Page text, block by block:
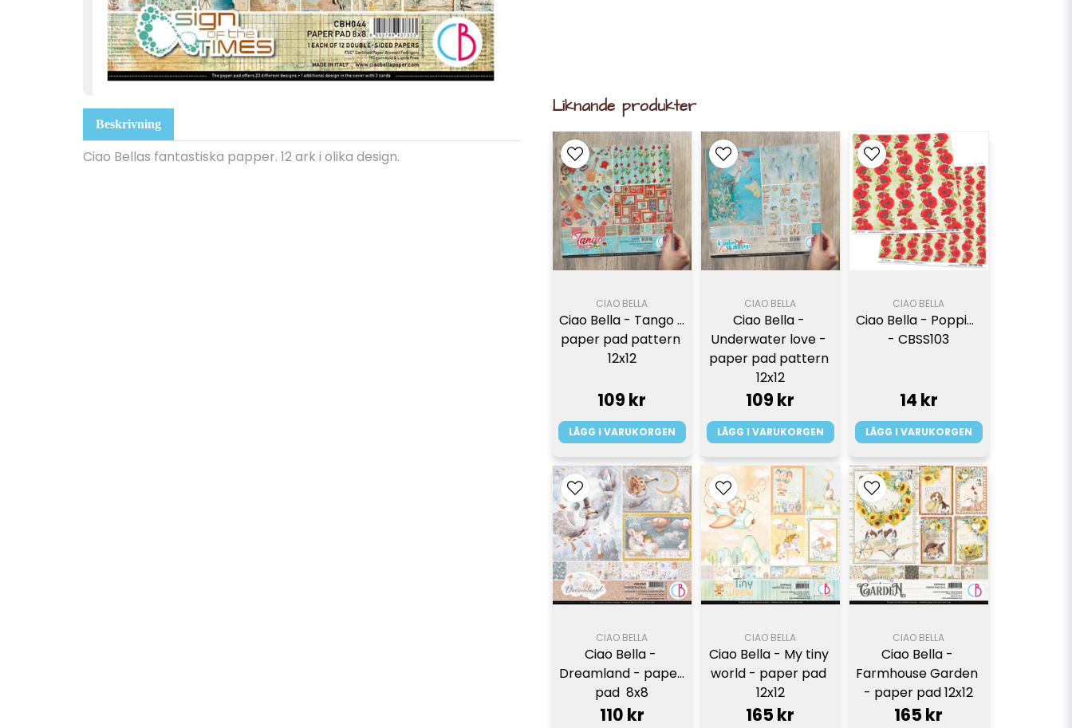
Beskrivning
Ciao Bellas fantastiska papper. 12 ark i olika design.
Liknande produkter
CIAO BELLA
Ciao Bella - Tango -
paper pad pattern
12x12
109 kr
LÄGG I VARUKORGEN
CIAO BELLA
Ciao Bella -
Underwater love -
paper pad pattern
12x12
109 kr
LÄGG I VARUKORGEN
CIAO BELLA
Ciao Bella - Poppies
- CBSS103
14 kr
LÄGG I VARUKORGEN
CIAO BELLA
Ciao Bella -
Dreamland - paper
pad  8x8
110 kr
CIAO BELLA
Ciao Bella - My tiny
world - paper pad
12x12
165 kr
CIAO BELLA
Ciao Bella -
Farmhouse Garden
- paper pad 12x12
165 kr